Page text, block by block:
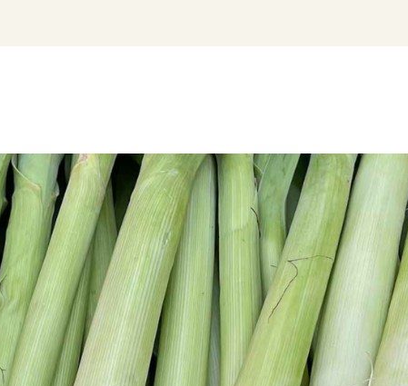
λαχανικό με πολλές μαγειρικές χρήσεις, από
μαγειρευτά. Ωστόσο, λόγω της ιδιαίτερης δομής
καθάρισμα και κοπή πριν τα
αυτό το άρθρο – και στο βίντεο που ακολουθεί –
πώς να καθαρίσετε και να κόψετε τα πράσα